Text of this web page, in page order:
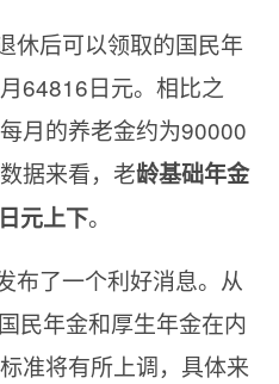
休后可以领取的国民年
64816日元。相比之
月的养老金约为90000
据来看，老龄基础年金
元上下。
布了一个利好消息。从
民年金和厚生年金在内
准将有所上调，具体来